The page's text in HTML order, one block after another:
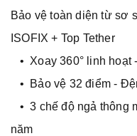
Bảo vệ toàn diện từ sơ
ISOFIX + Top Tether
• Xoay 360° linh hoạt
• Bảo vệ 32 điểm -
• 3 chế độ ngả thông
năm